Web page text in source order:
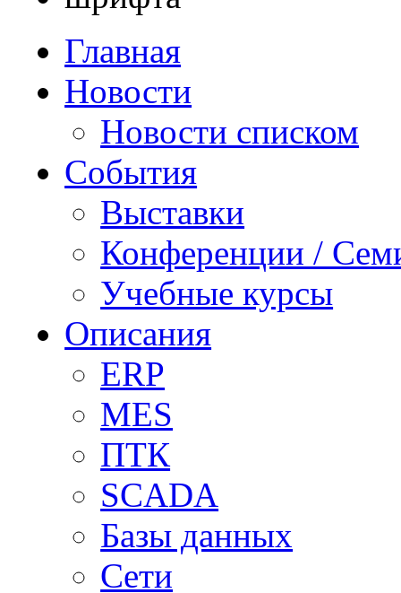
Главная
Новости
Новости списком
События
Выставки
Конференции /
Учебные курсы
Описания
ERP
MES
ПТК
SCADA
Базы данных
Сети